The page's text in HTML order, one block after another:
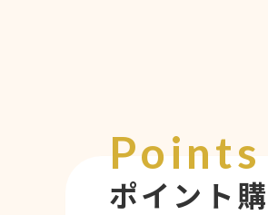
ポイント